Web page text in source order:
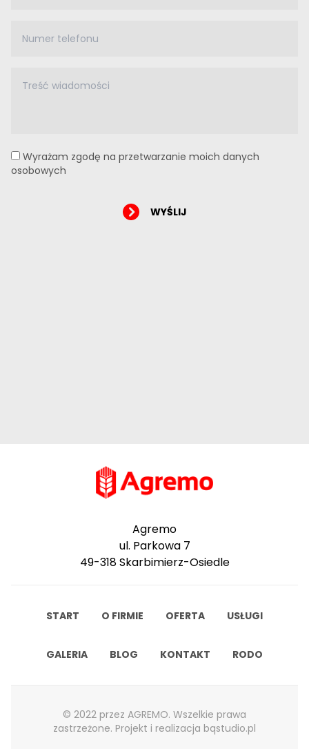
Wyrażam zgodę na przetwarzanie moich danych
osobowych
Agremo
ul. Parkowa 7
49-318 Skarbimierz-Osiedle
START O FIRMIE OFERTA USŁUGI
GALERIA BLOG KONTAKT RODO
© 2022 przez AGREMO. Wszelkie prawa
zastrzeżone. Projekt i realizacja bqstudio.pl